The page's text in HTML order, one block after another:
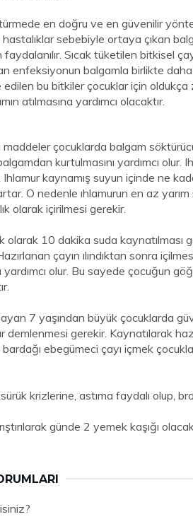
en doğru ve en güvenilir
sebebiyle ortaya çıkan
Sıcak tüketilen bitkisel
balgamla birlikte daha
bu bitkiler çocuklar için oldukça
atılmasına yardımcı olacaktır.
çocuklarda balgam
kurtulmasını yardımcı olur.
kaynamış suyun içinde ne
O nedenle ıhlamurun en az
olarak içirilmesi gerekir.
olarak 10 dakika suda kaynatılması
çayın ılındıktan sonra
olur. Bu sayede çocuğun
7 yaşından büyük çocuklarda
gerekir. Kaynatılarak
ebegümeci çayı içmek
krizlerine, astıma faydalı olup,
günde 2 yemek kaşığı